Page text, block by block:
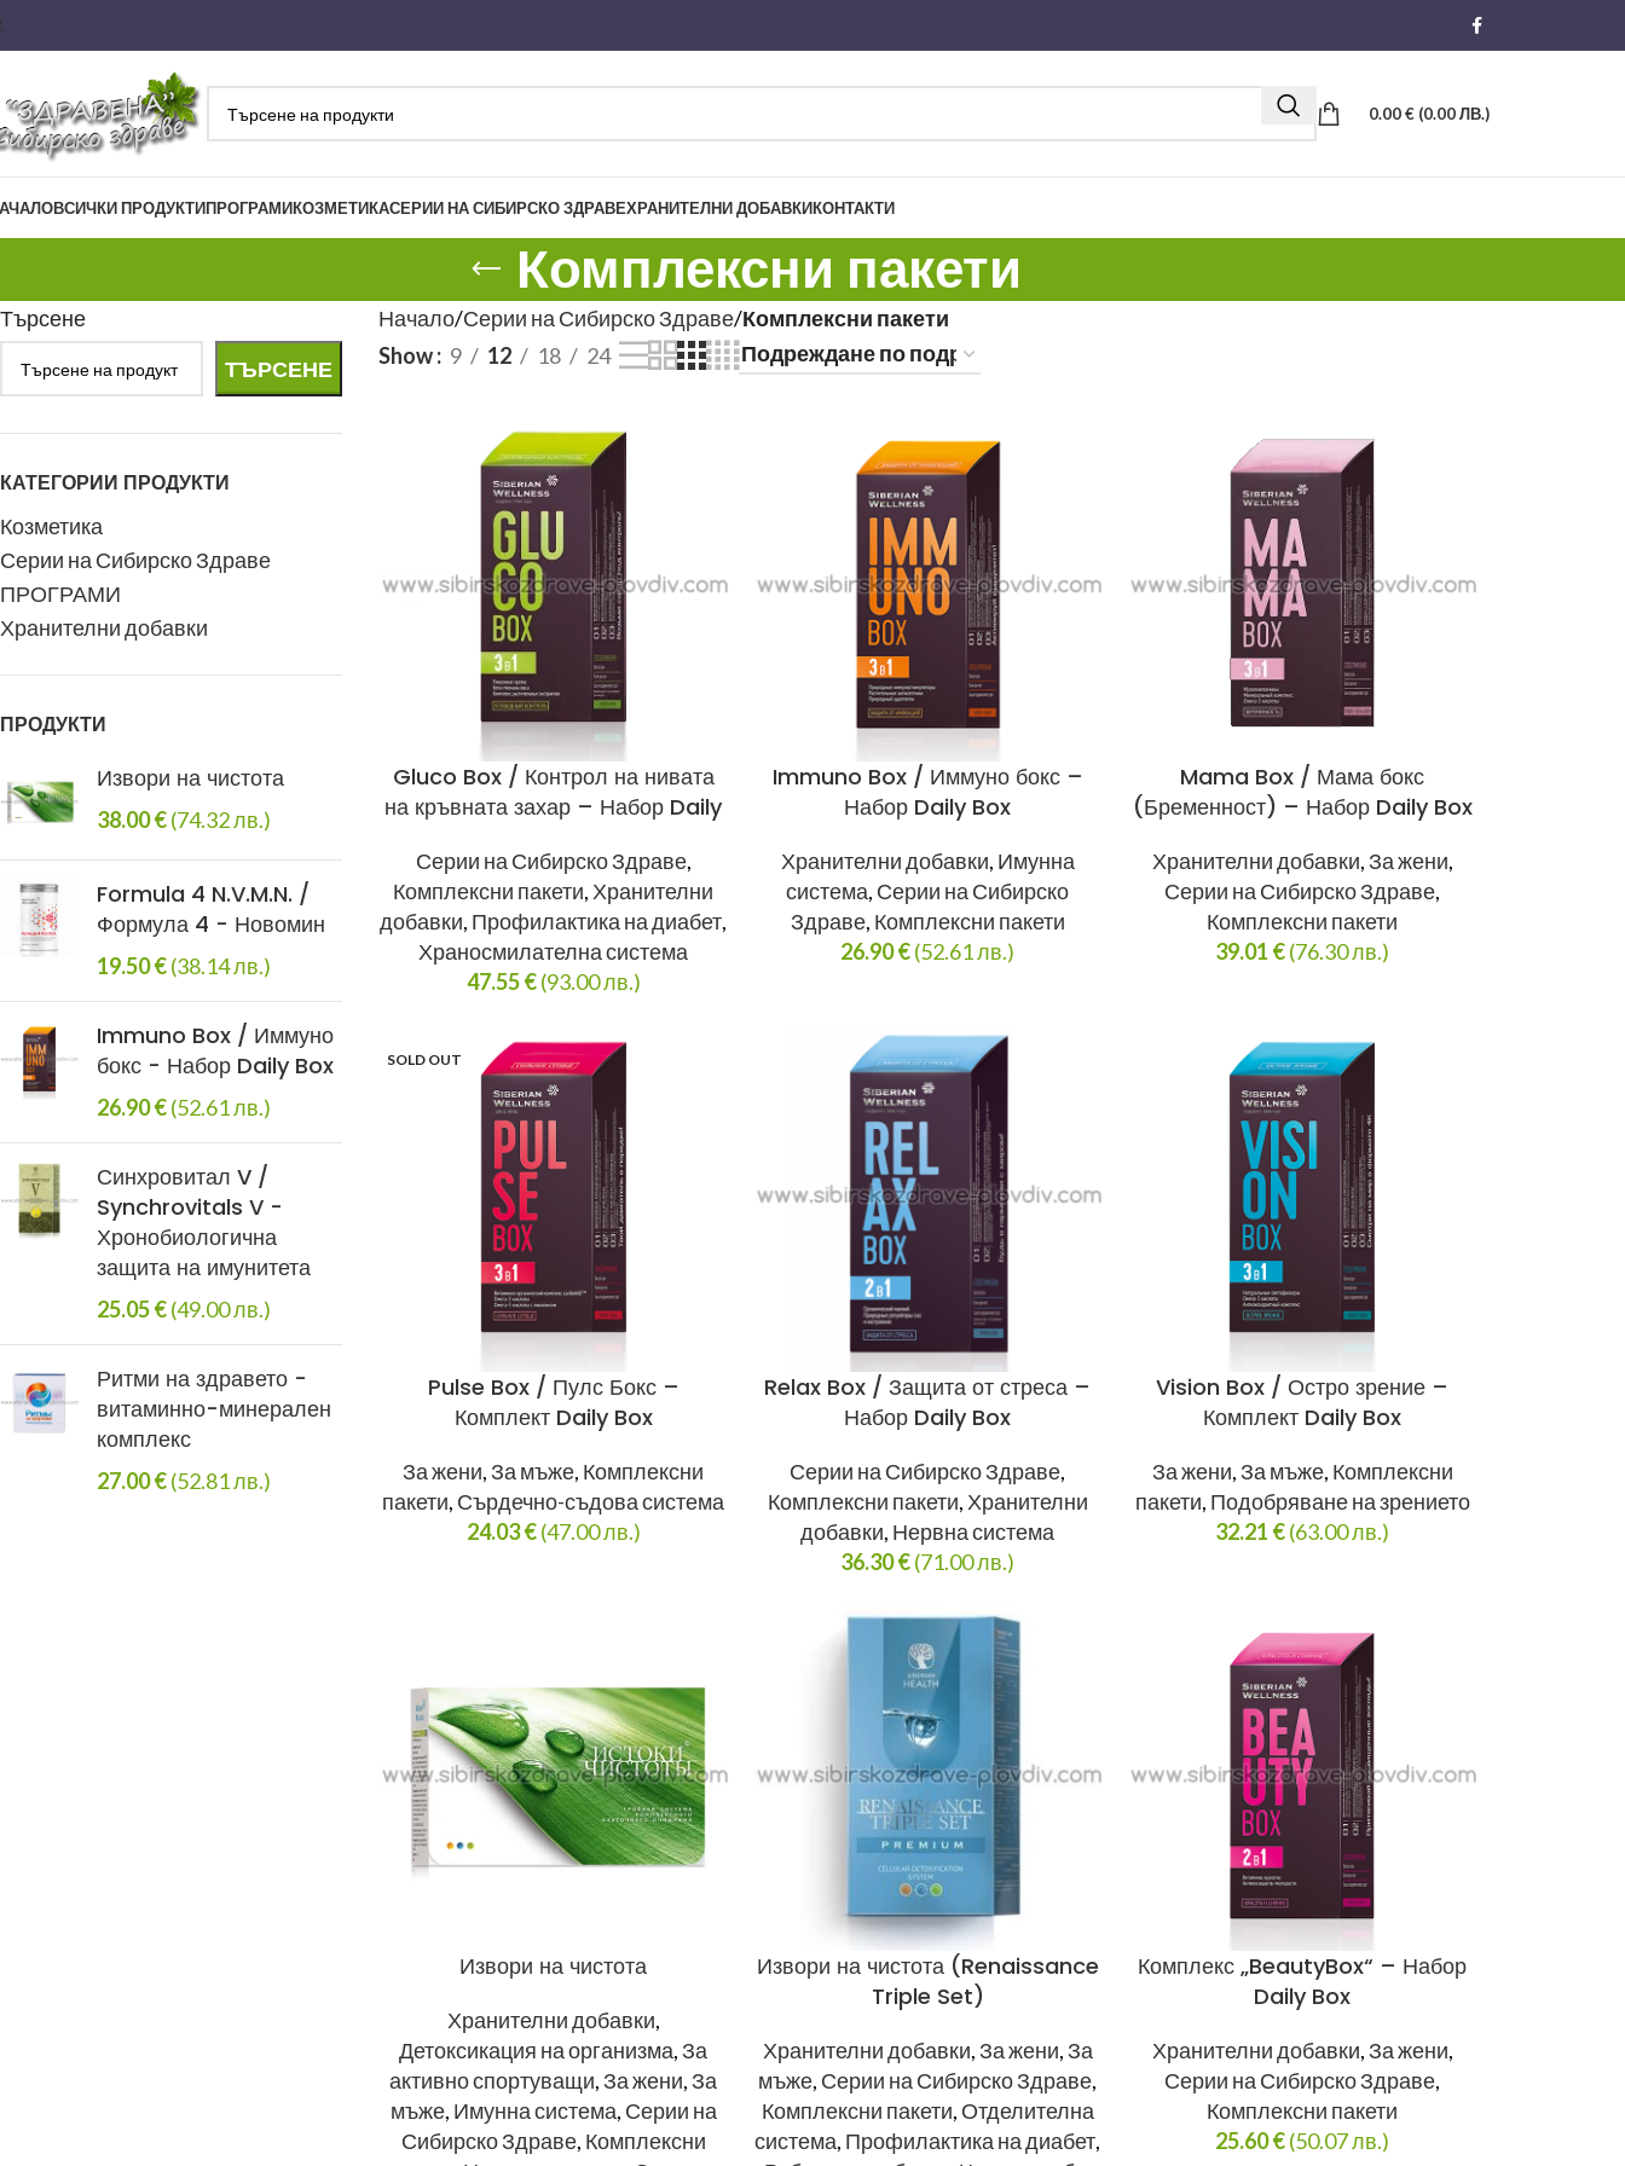
0.00€ (0.00 ЛВ.)
ВСИЧКИ ПРОДУКТИПРОГРАМИКОЗМЕТИКАСЕРИИ НА СИБИРСКО ЗДРАВЕХРАНИТЕЛНИ ДОБАВКИКОНТАКТИ
Комплексни пакети
Търсене
ТЪРСЕНЕ
КАТЕГОРИИ ПРОДУКТИ
Козметика
Серии на Сибирско Здраве
ПРОГРАМИ
Хранителни добавки
ПРОДУКТИ
Извори на чистота
38.00€(74.32 лв.)
Formula 4 N.V.M.N. /
Формула 4 - Новомин
19.50€(38.14 лв.)
Immuno Box / Иммуно
бокс - Набор Daily Box
26.90€(52.61 лв.)
Синхровитал V /
Synchrovitals V -
Хронобиологична
защита на имунитета
25.05€(49.00 лв.)
Ритми на здравето -
витаминно-минерален
комплекс
27.00€(52.81 лв.)
Начало Серии на Сибирско Здраве Комплексни пакети
Show
9 12 18 24
Gluco Box / Контрол на нивата
на кръвната захар – Набор Daily
Серии на Сибирско Здраве,
Комплексни пакети, Хранителни
добавки, Профилактика на диабет,
Храносмилателна система
47.55€(93.00 лв.)
Immuno Box / Иммуно бокс –
Набор Daily Box
Хранителни добавки, Имунна
система, Серии на Сибирско
Здраве, Комплексни пакети
26.90€(52.61 лв.)
Mama Box / Мама бокс
(Бременност) – Набор Daily Box
Хранителни добавки,За жени,
Серии на Сибирско Здраве,
Комплексни пакети
39.01 €(76.30 лв.)
SOLD OUT
Pulse Box / Пулс Бокс –
Комплект Daily Box
За жени,За мъже, Комплексни
пакети, Сърдечно-съдова система
24.03€(47.00 лв.)
Relax Box / Защита от стреса –
Набор Daily Box
Серии на Сибирско Здраве,
Комплексни пакети, Хранителни
добавки, Нервна система
36.30€(71.00 лв.)
Vision Box / Остро зрение –
Комплект Daily Box
За жени,За мъже, Комплексни
пакети, Подобряване на зрението
32.21 €(63.00 лв.)
Извори на чистота
Хранителни добавки,
Детоксикация на организма,За
активно спортуващи,За жени,За
мъже, Имунна система, Серии на
Сибирско Здраве, Комплексни
Извори на чистота (Renaissance
Triple Set)
Хранителни добавки,За жени,За
мъже, Серии на Сибирско Здраве,
Комплексни пакети, Отделителна
система, Профилактика на диабет,
Комплекс „BeautyBox“ – Набор
Daily Box
Хранителни добавки,За жени,
Серии на Сибирско Здраве,
Комплексни пакети
25.60€(50.07 лв.)